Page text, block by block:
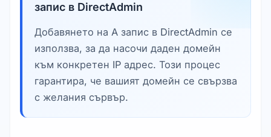
запис в DirectAdmin
Добавянето на A запис в DirectAdmin се
използва, за да насочи даден домейн
към конкретен IP адрес. Този процес
гарантира, че вашият домейн се свързва
с желания сървър.